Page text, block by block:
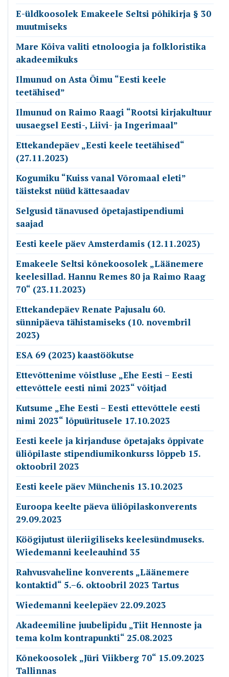
E-üldkoosolek Emakeele Seltsi põhikirja § 30
muutmiseks
Mare Kõiva valiti etnoloogia ja folkloristika
akadeemikuks
Ilmunud on Asta Õimu “Eesti keele
teetähised”
Ilmunud on Raimo Raagi “Rootsi kirjakultuur
uusaegsel Eesti-, Liivi- ja Ingerimaal”
Ettekandepäev „Eesti keele teetähised“
(27.11.2023)
Kogumiku “Kuiss vanal Võromaal eleti”
täistekst nüüd kättesaadav
Selgusid tänavused õpetajastipendiumi
saajad
Eesti keele päev Amsterdamis (12.11.2023)
Emakeele Seltsi kõnekoosolek „Läänemere
keelesillad. Hannu Remes 80 ja Raimo Raag
70“ (23.11.2023)
Ettekandepäev Renate Pajusalu 60.
sünnipäeva tähistamiseks (10. novembril
2023)
ESA 69 (2023) kaastöökutse
Ettevõttenime võistluse „Ehe Eesti – Eesti
ettevõttele eesti nimi 2023“ võitjad
Kutsume „Ehe Eesti – Eesti ettevõttele eesti
nimi 2023“ lõpuüritusele 17.10.2023
Eesti keele ja kirjanduse õpetajaks õppivate
üliõpilaste stipendiumikonkurss lõppeb 15.
oktoobril 2023
Eesti keele päev Münchenis 13.10.2023
Euroopa keelte päeva üliõpilaskonverents
29.09.2023
Köögijutust üleriigiliseks keelesündmuseks.
Wiedemanni keeleauhind 35
Rahvusvaheline konverents „Läänemere
kontaktid“ 5.–6. oktoobril 2023 Tartus
Wiedemanni keelepäev 22.09.2023
Akadeemiline juubelipidu „Tiit Hennoste ja
tema kolm kontrapunkti“ 25.08.2023
Kõnekoosolek „Jüri Viikberg 70“ 15.09.2023
Tallinnas